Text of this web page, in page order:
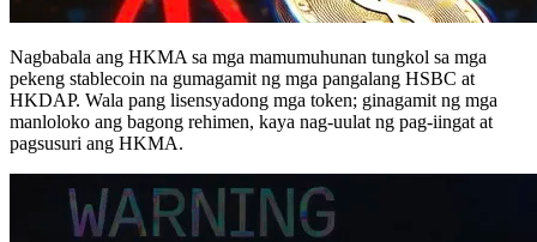
Nagbabala ang HKMA sa mga mamumuhunan tungkol sa mga
pekeng stablecoin na gumagamit ng mga pangalang HSBC at
HKDAP. Wala pang lisensyadong mga token; ginagamit ng mga
manloloko ang bagong rehimen, kaya nag-uulat ng pag-iingat at
pagsusuri ang HKMA.